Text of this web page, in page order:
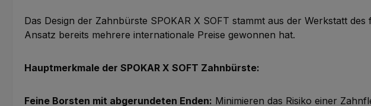
Das Design der Zahnbürste SPOKAR X SOFT stammt aus der Werkstatt
Ansatz bereits mehrere internationale Preise gewonnen hat.
Hauptmerkmale der SPOKAR X SOFT Zahnbürste:
Feine Borsten mit abgerundeten Enden: Minimieren das Risiko einer